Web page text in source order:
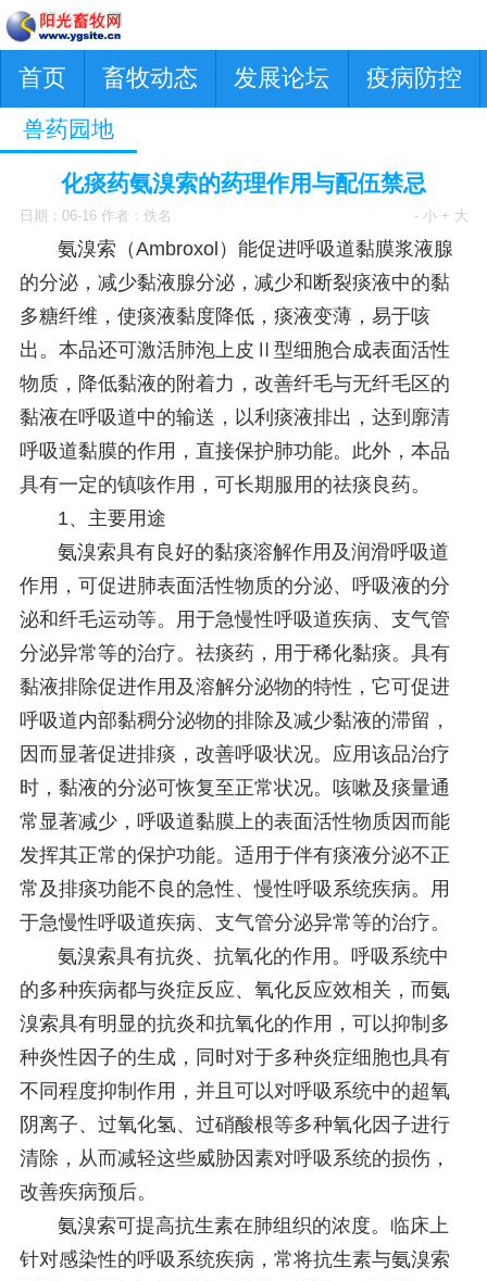
首页 畜牧动态 发展论坛 疫病防控
兽药园地
化痰药氨溴索的药理作用与配伍禁忌
日期：06-16 作者：佚名 - 小 + 大
氨溴索（Ambroxol）能促进呼吸道黏膜浆液腺
的分泌，减少黏液腺分泌，减少和断裂痰液中的黏
多糖纤维，使痰液黏度降低，痰液变薄，易于咳
出。本品还可激活肺泡上皮Ⅱ型细胞合成表面活性
物质，降低黏液的附着力，改善纤毛与无纤毛区的
黏液在呼吸道中的输送，以利痰液排出，达到廓清
呼吸道黏膜的作用，直接保护肺功能。此外，本品
具有一定的镇咳作用，可长期服用的祛痰良药。
1、主要用途
氨溴索具有良好的黏痰溶解作用及润滑呼吸道
作用，可促进肺表面活性物质的分泌、呼吸液的分
泌和纤毛运动等。用于急慢性呼吸道疾病、支气管
分泌异常等的治疗。祛痰药，用于稀化黏痰。具有
黏液排除促进作用及溶解分泌物的特性，它可促进
呼吸道内部黏稠分泌物的排除及减少黏液的滞留，
因而显著促进排痰，改善呼吸状况。应用该品治疗
时，黏液的分泌可恢复至正常状况。咳嗽及痰量通
常显著减少，呼吸道黏膜上的表面活性物质因而能
发挥其正常的保护功能。适用于伴有痰液分泌不正
常及排痰功能不良的急性、慢性呼吸系统疾病。用
于急慢性呼吸道疾病、支气管分泌异常等的治疗。
氨溴索具有抗炎、抗氧化的作用。呼吸系统中
的多种疾病都与炎症反应、氧化反应效相关，而氨
溴索具有明显的抗炎和抗氧化的作用，可以抑制多
种炎性因子的生成，同时对于多种炎症细胞也具有
不同程度抑制作用，并且可以对呼吸系统中的超氧
阴离子、过氧化氢、过硝酸根等多种氧化因子进行
清除，从而减轻这些威胁因素对呼吸系统的损伤，
改善疾病预后。
氨溴索可提高抗生素在肺组织的浓度。临床上
针对感染性的呼吸系统疾病，常将抗生素与氨溴索